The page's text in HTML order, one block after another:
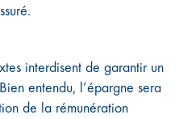
interdisent de garantir un
entendu, l’épargne sera
de la rémunération